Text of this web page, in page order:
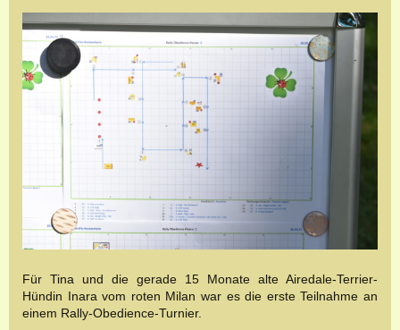
Für Tina und die gerade 15 Monate alte Airedale-Terrier-
Hündin Inara vom roten Milan war es die erste Teilnahme an
einem Rally-Obedience-Turnier.